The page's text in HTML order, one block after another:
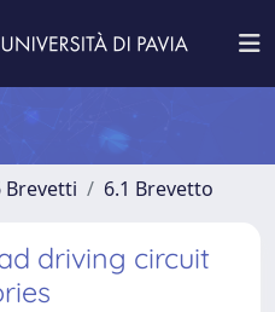
Brevetti 6.1 Brevetto
driving circuit